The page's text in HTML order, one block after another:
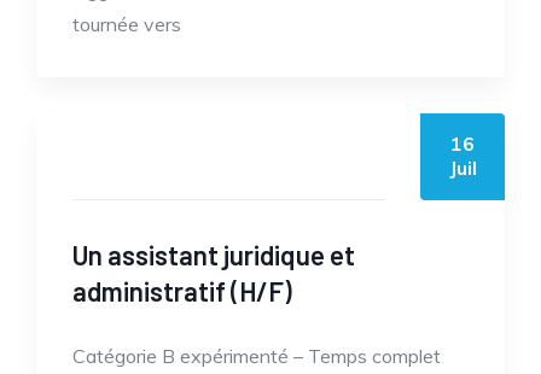
tournée vers
16
Juil
Un assistant juridique et
administratif (H/F)
Catégorie B expérimenté – Temps complet